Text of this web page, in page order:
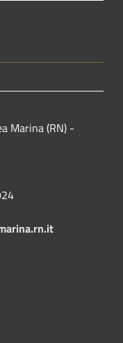
Marina (RN) -